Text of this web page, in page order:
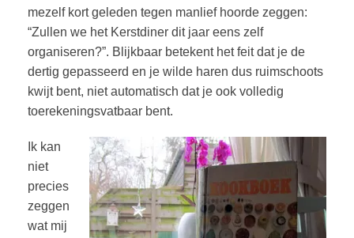
mezelf kort geleden tegen manlief hoorde zeggen:
“Zullen we het Kerstdiner dit jaar eens zelf
organiseren?”. Blijkbaar betekent het feit dat je de
dertig gepasseerd en je wilde haren dus ruimschoots
kwijt bent, niet automatisch dat je ook volledig
toerekeningsvatbaar bent.
Ik kan
niet
precies
zeggen
wat mij